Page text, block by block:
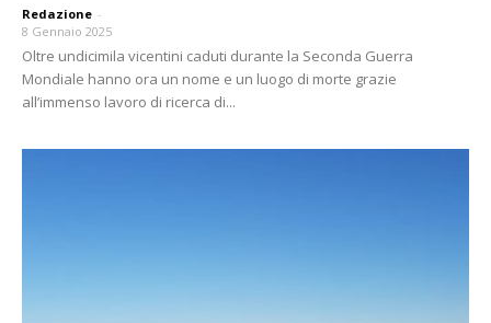
Redazione -
8 Gennaio 2025
Oltre undicimila vicentini caduti durante la Seconda Guerra
Mondiale hanno ora un nome e un luogo di morte grazie
all’immenso lavoro di ricerca di...